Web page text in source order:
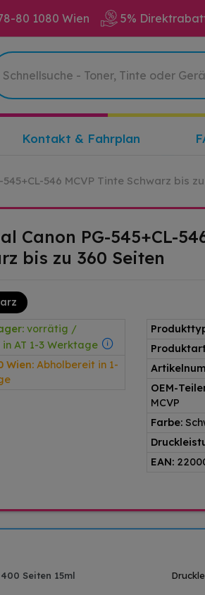
80 1080 Wien 5%
Kontakt & Fahrplan
546 MCVP Tinte Schwarz bis
Canon PG-545+CL-
bis zu 360 Seiten
vorrätig /
AT 1-3 Werktage
Wien: Abholbereit in 1-
OEM-
MCVP
Farbe:
EAN:
Seiten 15ml